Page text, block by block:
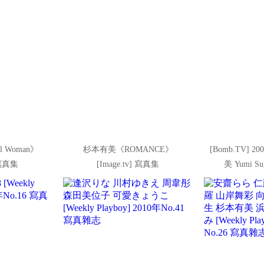
》
真集
杉本有美《ROMANCE》
[Image.tv] 寫真集
[Bomb.TV]
美 Yumi